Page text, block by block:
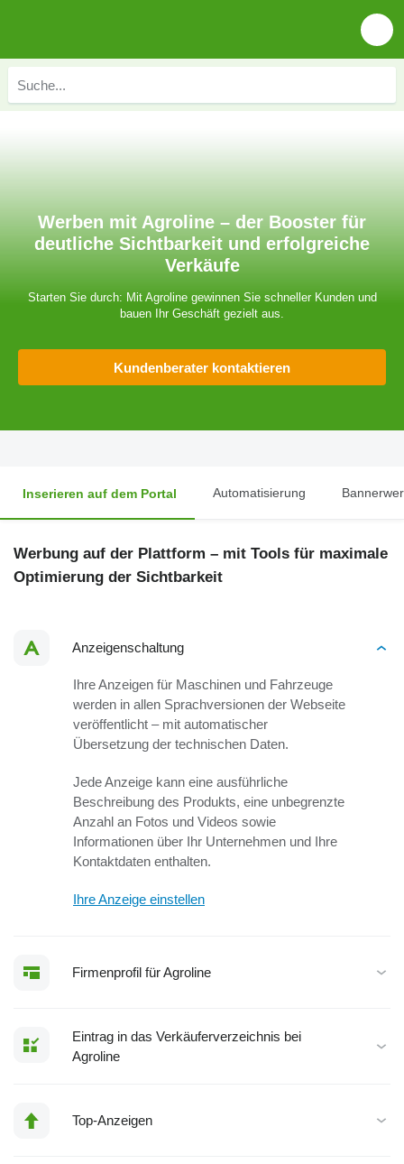
Werben mit Agroline – der Booster für
deutliche Sichtbarkeit und erfolgreiche
Verkäufe
Starten Sie durch: Mit Agroline gewinnen Sie schneller Kunden und
bauen Ihr Geschäft gezielt aus.
Kundenberater kontaktieren
Inserieren auf dem Portal Automatisierung
Werbung auf der Plattform – mit Tools für maximale
Optimierung der Sichtbarkeit
Anzeigenschaltung
Ihre Anzeigen für Maschinen und Fahrzeuge
werden in allen Sprachversionen der Webseite
veröffentlicht – mit automatischer
Übersetzung der technischen Daten.
Jede Anzeige kann eine ausführliche
Beschreibung des Produkts, eine unbegrenzte
Anzahl an Fotos und Videos sowie
Informationen über Ihr Unternehmen und Ihre
Kontaktdaten enthalten.
Ihre Anzeige einstellen
Firmenprofil für Agroline
Eintrag in das Verkäuferverzeichnis bei
Agroline
Top-Anzeigen